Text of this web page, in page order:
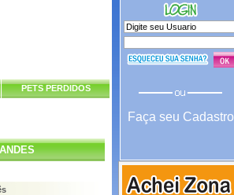
PETS PERDIDOS
Faça seu Cadastro